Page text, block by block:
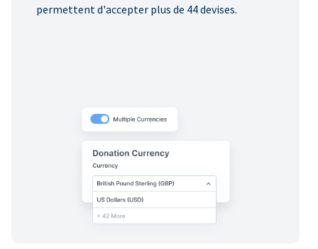
permettent d'accepter plus de 44 devises.